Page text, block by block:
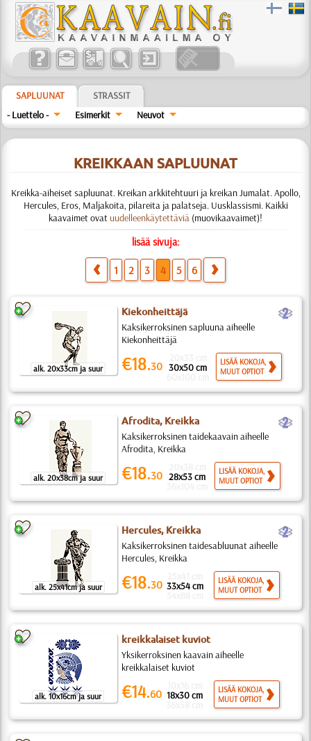
SAPLUUNAT
STRASSIT
- Luettelo -
Esimerkit Neuvot
KREIKKAAN SAPLUUNAT
Kreikka-aiheiset sapluunat. Kreikan arkkitehtuuri ja kreikan Jumalat. Apollo,
Hercules, Eros, Maljakoita, pilareita ja palatseja. Uusklassismi. Kaikki
kaavaimet ovat uudelleenkäytettäviä (muovikaavaimet)!
lisää sivuja:
1 2 3 4 5 6
alk. 20x33cm ja suur
Kiekonheittäjä b
Kaksikerroksinen sapluuna aiheelle
Kiekonheittäjä
€18.30 30x50 cm
LISÄÄ KOKOJA,
MUUT OPTIOT
alk. 20x38cm ja suur
Afrodita, Kreikka b
Kaksikerroksinen taidekaavain aiheelle
Afrodita, Kreikka
€18.30 28x53 cm
LISÄÄ KOKOJA,
MUUT OPTIOT
alk. 25x41cm ja suur
Hercules, Kreikka b
Kaksikerroksinen taidesabluunat aiheelle
Hercules, Kreikka
€18.30 33x54 cm
LISÄÄ KOKOJA,
MUUT OPTIOT
alk. 10x16cm ja suur
kreikkalaiset kuviot
Yksikerroksinen kaavain aiheelle
kreikkalaiset kuviot
€14.60 18x30 cm
LISÄÄ KOKOJA,
MUUT OPTIOT